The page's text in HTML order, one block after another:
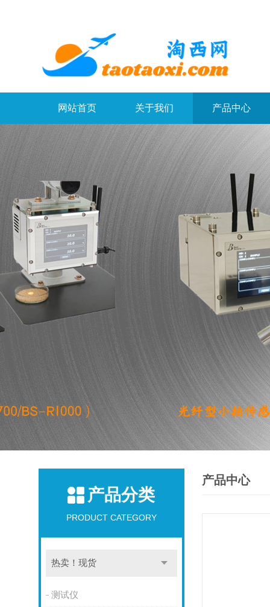
网站首页 关于我们 产品中心
产品分类
PRODUCT CATEGORY
热卖！现货
测试仪
产品中心